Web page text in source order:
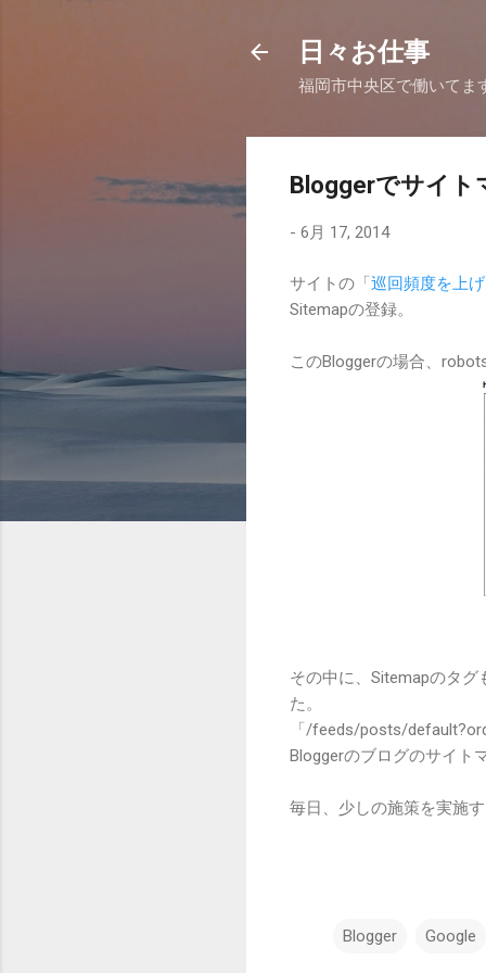
日々お仕事
福岡市中央区で働いてま
Bloggerでサイト
- 6月 17, 2014
サイトの「巡回頻度を上
Sitemapの登録。
このBloggerの場合、
その中に、Sitemapのタ
た。
「/feeds/posts/
Bloggerのブログのサイト
毎日、少しの施策を実施
Blogger Google